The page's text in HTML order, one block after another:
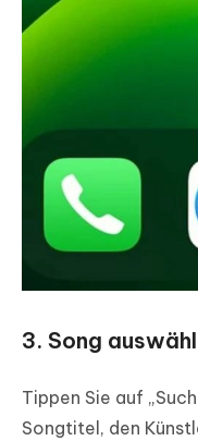
3. Song
Tippen Sie auf
Songtitel, den